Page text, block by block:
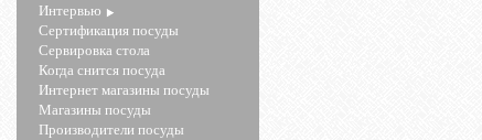
Интервью
Сертификация посуды
Сервировка стола
Когда снится посуда
Интернет магазины посуды
Магазины посуды
Производители посуды